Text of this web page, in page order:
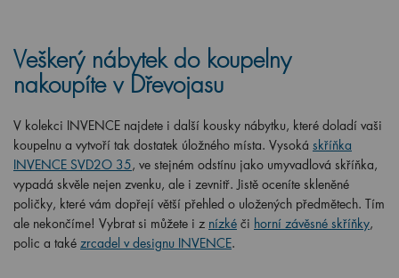
Veškerý nábytek do koupelny
nakoupíte v Dřevojasu
V kolekci INVENCE najdete i další kousky nábytku, které doladí vaši
koupelnu a vytvoří tak dostatek úložného místa. Vysoká skříňka
INVENCE SVD2O 35, ve stejném odstínu jako umyvadlová skříňka,
vypadá skvěle nejen zvenku, ale i zevnitř. Jistě oceníte skleněné
poličky, které vám dopřejí větší přehled o uložených předmětech. Tím
ale nekončíme! Vybrat si můžete i z nízké či horní závěsné skříňky,
polic a také zrcadel v designu INVENCE.